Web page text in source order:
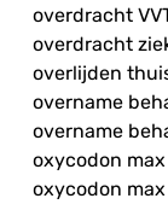
overdracht
overdracht
overlijden
overname
overname
oxycodon
oxycodon